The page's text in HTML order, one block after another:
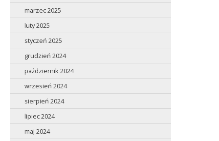
marzec 2025
luty 2025
styczeń 2025
grudzień 2024
październik 2024
wrzesień 2024
sierpień 2024
lipiec 2024
maj 2024